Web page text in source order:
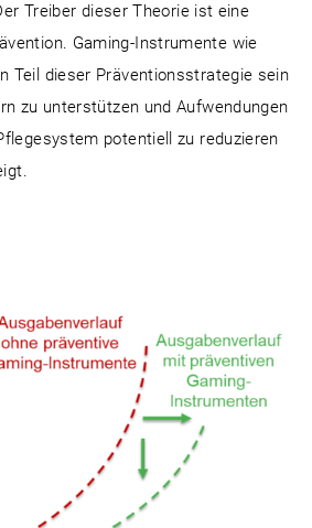
Treiber dieser Theorie ist eine
Gaming-Instrumente wie
Teil dieser Präventionsstrategie sein
zu unterstützen und Aufwendungen
potentiell zu reduzieren